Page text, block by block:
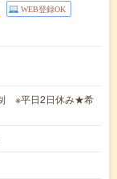
WEB登録OK
※平日2日休み★希